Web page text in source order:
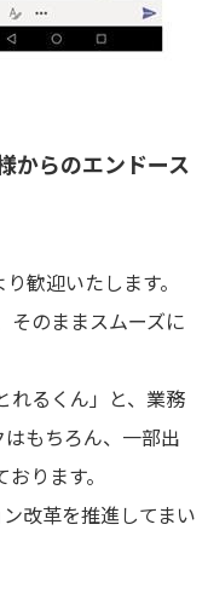
からのエンドース
歓迎いたします。
そのままスムーズに
れるくん」と、業務
もちろん、一部出
ります。
改革を推進してまい